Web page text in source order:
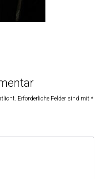
Erforderliche Felder sind mit *